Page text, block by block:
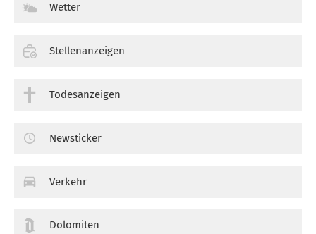
Wetter
Stellenanzeigen
Todesanzeigen
Newsticker
Verkehr
Dolomiten